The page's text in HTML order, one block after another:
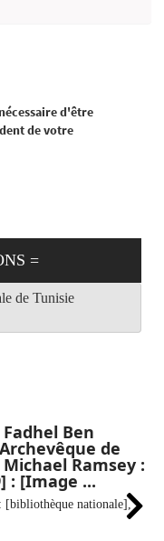
d'être
de votre
=
de Tunisie
Ben
de
Ramsey :
: [Image ...
[bibliothèque nationale],